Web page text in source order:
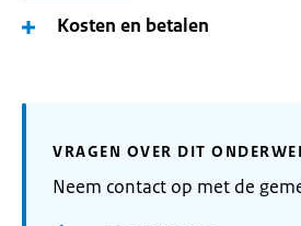
Kosten en betalen
VRAGEN OVER DIT
Neem contact op met de